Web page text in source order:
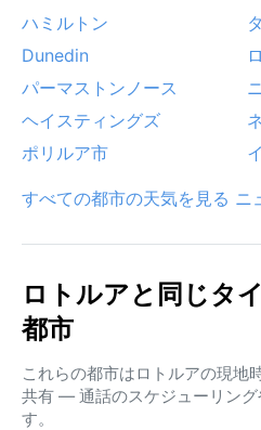
ハミルトン
Dunedin
パーマストンノース
ヘイスティングズ
ポリルア市
すべての都市の天気を見る ニ
ロトルアと同じタ
都市
これらの都市はロトルアの現
共有 — 通話のスケジューリン
す。